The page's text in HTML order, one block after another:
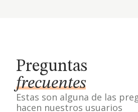
Preguntas
frecuentes
Estas son alguna de las
hacen nuestros usuarios